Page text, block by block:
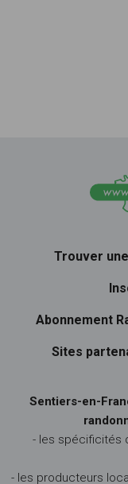
Trouver
Abonnement
Sites
Sentiers-en-
- les spécificités
- les producteurs